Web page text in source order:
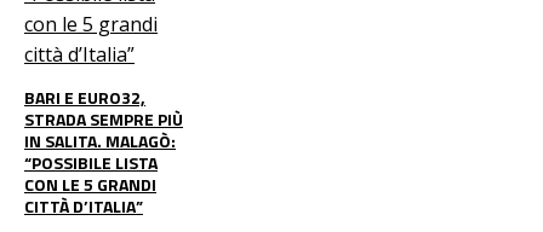
BARI E EURO32,
STRADA SEMPRE PIÙ
IN SALITA. MALAGÒ:
“POSSIBILE LISTA
CON LE 5 GRANDI
CITTÀ D’ITALIA”